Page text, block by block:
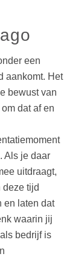
een
aankomt. Het
bewust van
dat af en
Als je daar
uitdraagt,
deze tijd
en laten dat
waarin jij
bedrijf is